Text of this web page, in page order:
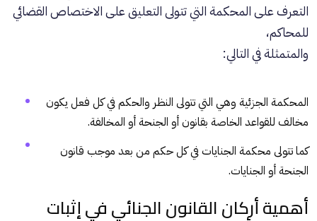
التعرف على المحكمة التي تتولى التعليق على الاختصاص القضائي
للمحاكم،
والمتمثلة في التالي:
المحكمة الجزئية وهي التي تتولى النظر والحكم في كل فعل يكون
مخالف للقواعد الخاصة بقانون أو الجنحة أو المخالفة.
كما تتولى محكمة الجنايات في كل حكم من بعد موجب قانون
الجنحة أو الجنايات.
أهمية أركان القانون الجنائي في إثبات